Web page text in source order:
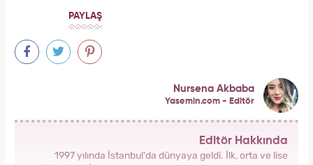
PAYLAŞ
Nursena Akbaba
Yasemin.com - Editör
Editör Hakkında
1997 yılında İstanbul'da dünyaya geldi. İlk, orta ve lise